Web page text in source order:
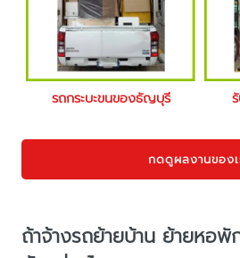
รถกระบะขนของธัญบุรี
กดดูผลงานของเ
ถ้าจ้างรถย้ายบ้าน ย้ายหอพั